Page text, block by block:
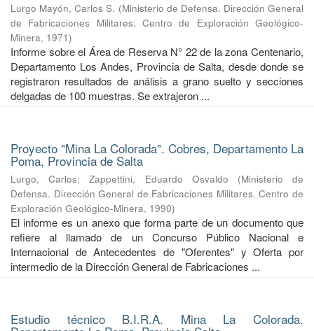
Lurgo Mayón, Carlos S. (Ministerio de Defensa. Dirección General
de Fabricaciones Militares. Centro de Exploración Geológico-
Minera, 1971)
Informe sobre el Área de Reserva N° 22 de la zona Centenario,
Departamento Los Andes, Provincia de Salta, desde donde se
registraron resultados de análisis a grano suelto y secciones
delgadas de 100 muestras. Se extrajeron ...
Proyecto "Mina La Colorada". Cobres, Departamento La
Poma, Provincia de Salta
Lurgo, Carlos;Zappettini, Eduardo Osvaldo (Ministerio de
Defensa. Dirección General de Fabricaciones Militares. Centro de
Exploración Geológico-Minera, 1990)
El informe es un anexo que forma parte de un documento que
refiere al llamado de un Concurso Público Nacional e
Internacional de Antecedentes de "Oferentes" y Oferta por
intermedio de la Dirección General de Fabricaciones ...
Estudio técnico B.I.R.A. Mina La Colorada.